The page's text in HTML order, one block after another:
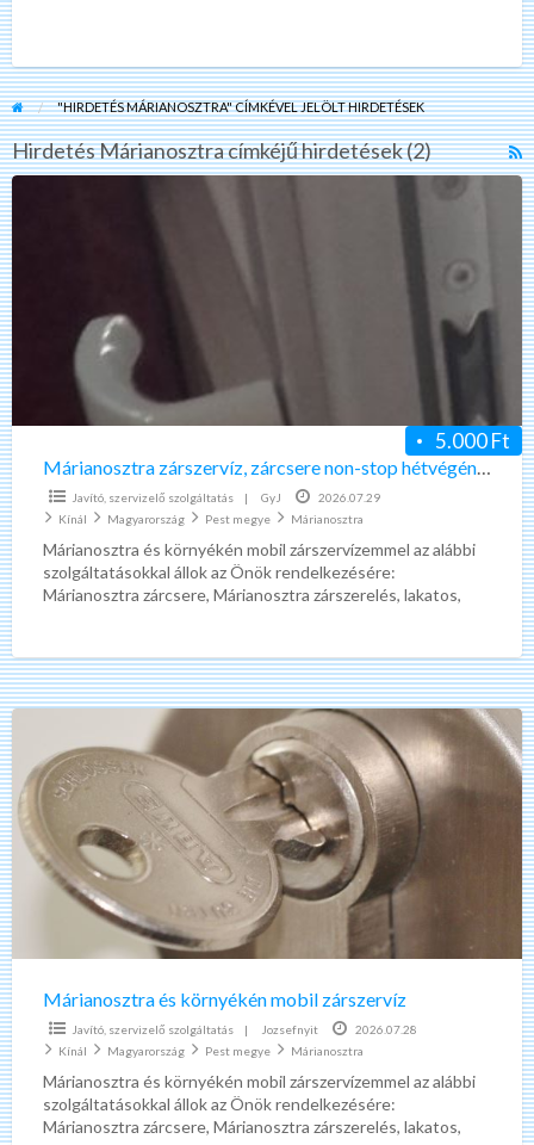
"HIRDETÉS MÁRIANOSZTRA" CÍMKÉVEL JELÖLT HIRDETÉSEK
Hirdetés Márianosztra címkéjű hirdetések (2)
Márianosztra
zárszervíz,
zárcsere
non-
stop
hétvégén
is!!!
5.000 Ft
Márianosztra zárszervíz, zárcsere non-stop hétvégén is!!!
Javító, szervizelő szolgáltatás | GyJ
2026.07.29
Kínál
Magyarország Pest megye Márianosztra
Márianosztra és környékén mobil zárszervízemmel az alábbi
szolgáltatásokkal állok az Önök rendelkezésére:
Márianosztra zárcsere, Márianosztra zárszerelés, lakatos,
Márianosztra
és
környékén
mobil
zárszervíz
Márianosztra és környékén mobil zárszervíz
Javító, szervizelő szolgáltatás | Jozsefnyit
2026.07.28
Kínál
Magyarország Pest megye Márianosztra
Márianosztra és környékén mobil zárszervízemmel az alábbi
szolgáltatásokkal állok az Önök rendelkezésére:
Márianosztra zárcsere, Márianosztra zárszerelés, lakatos,